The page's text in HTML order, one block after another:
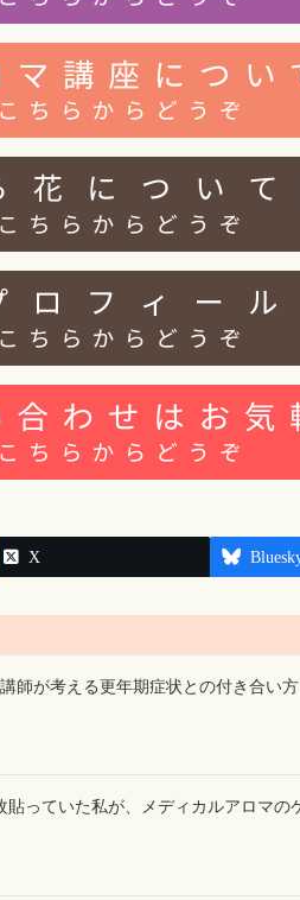
X
師が考える更年期症状との付き合い方
貼っていた私が、メディカルアロマの